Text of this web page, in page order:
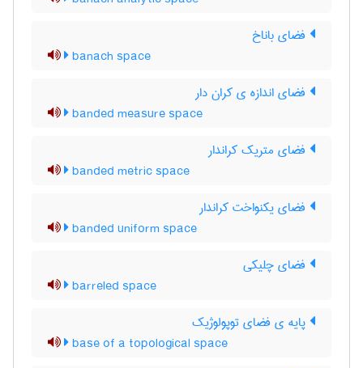
فضای باناخ
banach space
فضای اندازه ی کران دار
banded measure space
فضای متریک کراندار
banded metric space
فضای یکنواخت کراندار
banded uniform space
فضای چلیکی
barreled space
پایه ی فضای توپولوژیک
base of a topological space